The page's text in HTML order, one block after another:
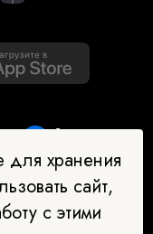
для хранения
сайт,
с этими